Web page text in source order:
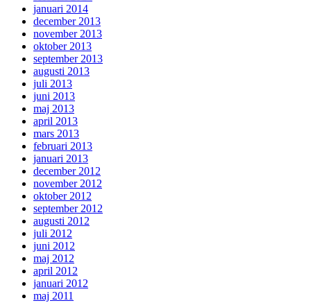
januari 2014
december 2013
november 2013
oktober 2013
september 2013
augusti 2013
juli 2013
juni 2013
maj 2013
april 2013
mars 2013
februari 2013
januari 2013
december 2012
november 2012
oktober 2012
september 2012
augusti 2012
juli 2012
juni 2012
maj 2012
april 2012
januari 2012
maj 2011